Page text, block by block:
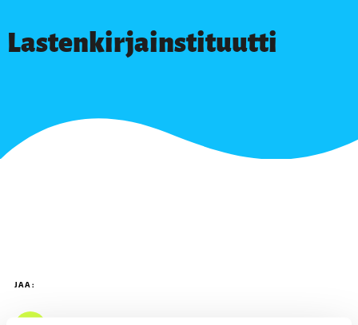
Lastenkirjainstituutti
JAA: